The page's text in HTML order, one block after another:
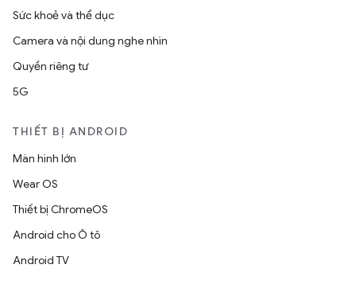
Sức khoẻ và thể dục
Camera và nội dung nghe nhìn
Quyền riêng tư
5G
THIẾT BỊ ANDROID
Màn hình lớn
Wear OS
Thiết bị ChromeOS
Android cho Ô tô
Android TV